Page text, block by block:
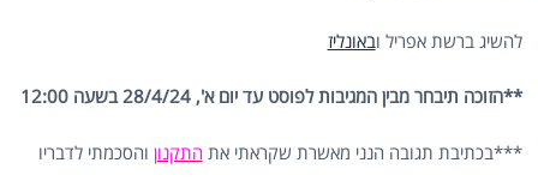
להשיג ברשת אפריל ובאונליז
**הזוכה תיבחר מבין המגיבות לפוסט עד יום א', 28/4/24 בשעה 12:00
***בכתיבת תגובה הנני מאשרת שקראתי את התקנון והסכמתי לדבריו